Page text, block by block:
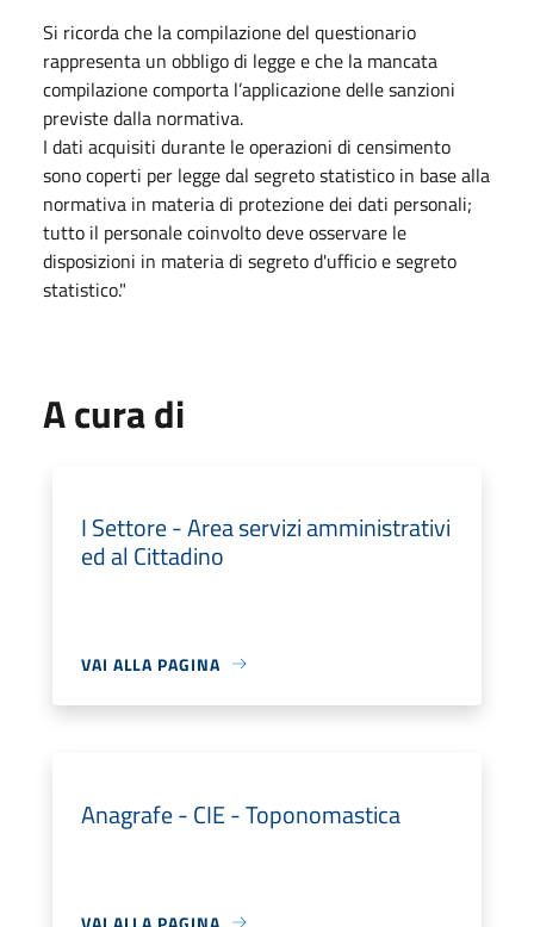
Si ricorda che la compilazione del questionario
rappresenta un obbligo di legge e che la mancata
compilazione comporta l’applicazione delle sanzioni
previste dalla normativa.
I dati acquisiti durante le operazioni di censimento
sono coperti per legge dal segreto statistico in base alla
normativa in materia di protezione dei dati personali;
tutto il personale coinvolto deve osservare le
disposizioni in materia di segreto d'ufficio e segreto
statistico."
A cura di
I Settore - Area servizi amministrativi
ed al Cittadino
VAI ALLA PAGINA
Anagrafe - CIE - Toponomastica